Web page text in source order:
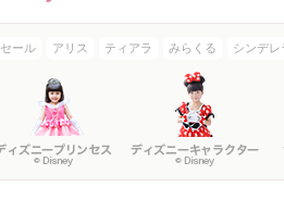
セール アリス ティアラ みらくる シンデレ